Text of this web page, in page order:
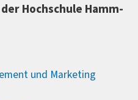
Hochschule Hamm-
und Marketing